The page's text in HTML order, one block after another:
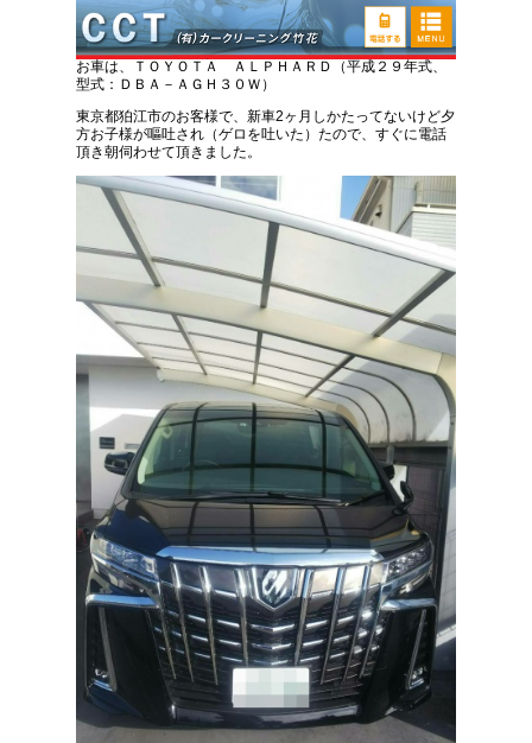
トヨタ アルファード 嘔吐トラブル処理クリー
ニング
お車は、ＴＯＹＯＴＡ ＡＬＰＨＡＲＤ（平成２９年式、
型式：ＤＢＡ－ＡＧＨ３０Ｗ）
東京都狛江市のお客様で、新車2ヶ月しかたってないけど夕
方お子様が嘔吐され（ゲロを吐いた）たので、すぐに電話
頂き朝伺わせて頂きました。